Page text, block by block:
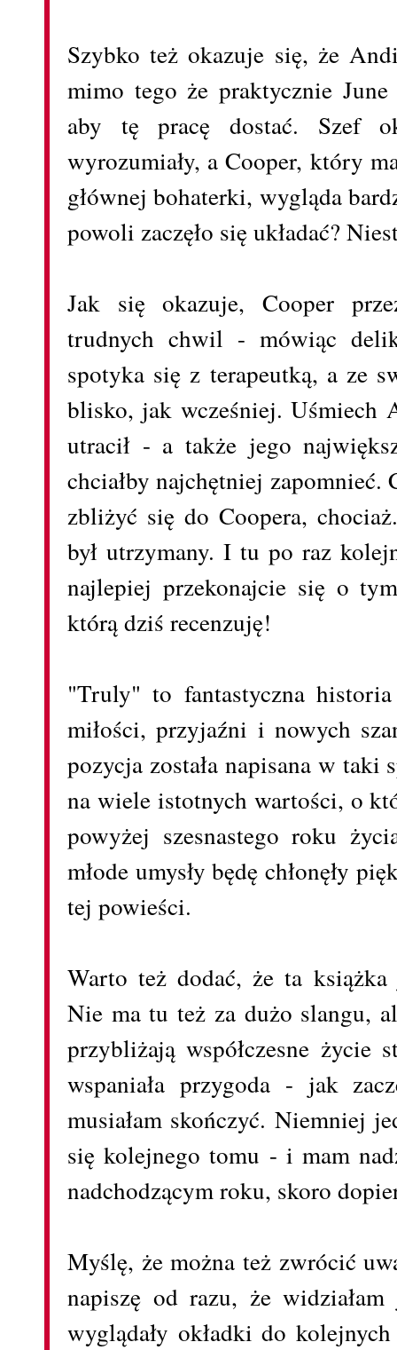
Szybko też okazuje się, że
mimo tego że praktycznie
aby tę pracę dostać. Szef
wyrozumiały, a Cooper, który
głównej bohaterki, wygląda
powoli zaczęło się układać?
Jak się okazuje, Cooper
trudnych chwil - mówiąc
spotyka się z terapeutką, a ze
blisko, jak wcześniej. Uśmiech
utracił - a także jego
chciałby najchętniej zapomnieć.
zbliżyć się do Coopera,
był utrzymany. I tu po raz
najlepiej przekonajcie się o
którą dziś recenzuję!
"Truly" to fantastyczna
miłości, przyjaźni i nowych
pozycja została napisana w taki
na wiele istotnych wartości, o
powyżej szesnastego roku
młode umysły będę chłonęły
tej powieści.
Warto też dodać, że ta
Nie ma tu też za dużo slangu,
przybliżają współczesne życie
wspaniała przygoda - jak
musiałam skończyć. Niemniej
się kolejnego tomu - i mam
nadchodzącym roku, skoro
Myślę, że można też zwrócić
napiszę od razu, że
wyglądały okładki do